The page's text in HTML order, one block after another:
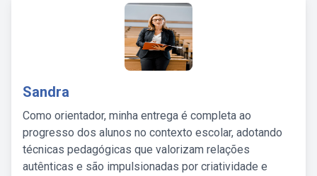
Sandra
Como orientador, minha entrega é completa ao
progresso dos alunos no contexto escolar, adotando
técnicas pedagógicas que valorizam relações
autênticas e são impulsionadas por criatividade e